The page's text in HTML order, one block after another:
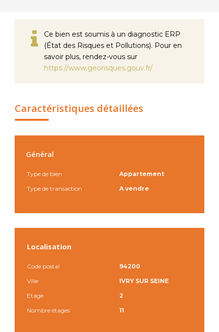
Ce bien est soumis à un diagnostic ERP
(État des Risques et Pollutions). Pour en
savoir plus, rendez-vous sur
https://www.georisques.gouv.fr/
Caractéristiques détaillées
Général
Type de bien
Appartement
Type de transaction
A vendre
Localisation
Code postal
94200
Ville
IVRY SUR SEINE
Etage
2
Nombre étages
11